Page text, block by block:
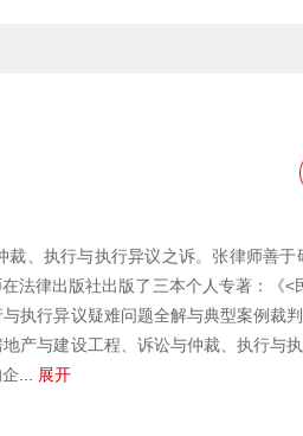
、执行与执行异议之诉。张律师善
法律出版社出版了三本个人专著：《<
执行异议疑难问题全解与典型案例裁
产与建设工程、诉讼与仲裁、执行与
... 展开